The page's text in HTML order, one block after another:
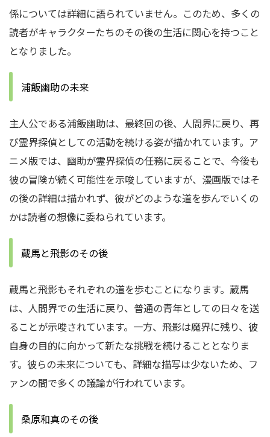
係については詳細に語られていません。このため、多くの
読者がキャラクターたちのその後の生活に関心を持つこと
となりました。
浦飯幽助の未来
主人公である浦飯幽助は、最終回の後、人間界に戻り、再
び霊界探偵としての活動を続ける姿が描かれています。ア
ニメ版では、幽助が霊界探偵の任務に戻ることで、今後も
彼の冒険が続く可能性を示唆していますが、漫画版ではそ
の後の詳細は描かれず、彼がどのような道を歩んでいくの
かは読者の想像に委ねられています。
蔵馬と飛影のその後
蔵馬と飛影もそれぞれの道を歩むことになります。蔵馬
は、人間界での生活に戻り、普通の青年としての日々を送
ることが示唆されています。一方、飛影は魔界に残り、彼
自身の目的に向かって新たな挑戦を続けることとなりま
す。彼らの未来についても、詳細な描写は少ないため、フ
ァンの間で多くの議論が行われています。
桑原和真のその後